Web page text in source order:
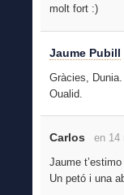
molt fort :)
Jaume Pubill
Gràcies,
Oualid.
Carlos
en 14
Jaume t’estimo
Un petó i una